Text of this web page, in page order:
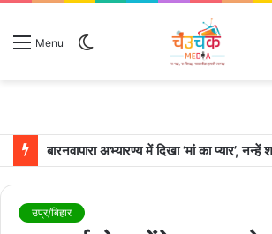
Menu
उप्र/बिहार